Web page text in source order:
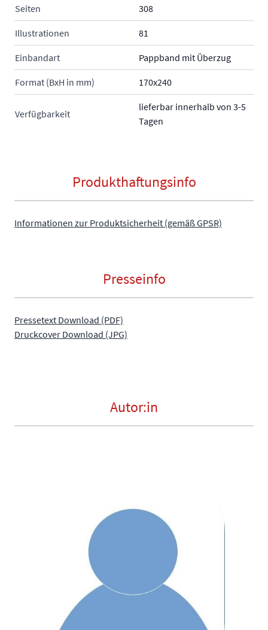
Seiten 308
Illustrationen 81
Einbandart Pappband mit Überzug
Format (BxH in mm) 170x240
Verfügbarkeit
lieferbar innerhalb von 3-5
Tagen
Produkthaftungsinfo
Informationen zur Produktsicherheit (gemäß GPSR)
Presseinfo
Pressetext Download (PDF)
Druckcover Download (JPG)
Autor:in